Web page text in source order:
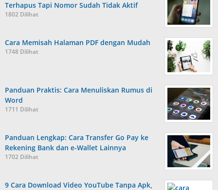
Terhapus Tapi Nomor Sudah Tidak Aktif
1802 Dilihat
Cara Memisah Halaman PDF dengan Mudah
1748 Dilihat
Panduan Praktis: Cara Menuliskan Rumus di
Word
1711 Dilihat
Panduan Lengkap: Cara Transfer Go Pay ke
Rekening Bank dan e-Wallet Lainnya
1702 Dilihat
9 Cara Download Video YouTube Tanpa Apk,